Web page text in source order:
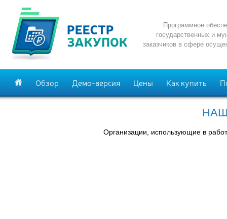
Программное
государственных и
заказчиков в сфере
Обзор Демо-версия Цены Как купить
Организации, использующие в